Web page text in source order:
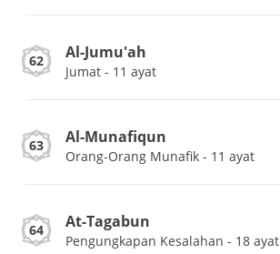
62 Al-Jumu'ah
Jumat - 11 ayat
63 Al-Munafiqun
Orang-Orang Munafik - 11 ayat
64 At-Tagabun
Pengungkapan Kesalahan - 18 ayat